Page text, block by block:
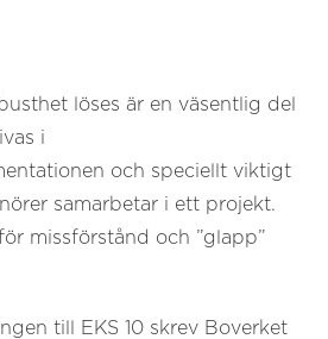
löses är en väsentlig del
i
och speciellt viktigt
samarbetar i ett projekt.
missförstånd och ”glapp”
till EKS 10 skrev Boverket